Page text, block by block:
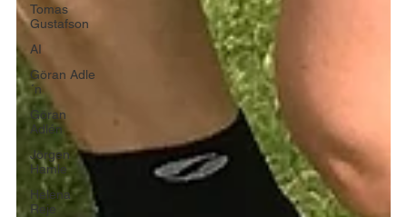
Tomas
Gustafson
AI
Göran Adle
´n
Göran
Adlén
Jörgen
Hamle
Helena
Reje